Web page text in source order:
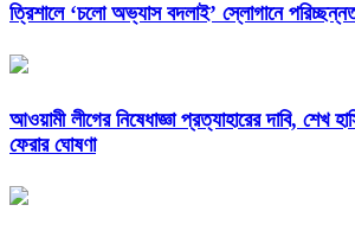
‎ত্রিশালে ‘চলো অভ্যাস বদলাই’ স্লোগানে
আওয়ামী লীগের নিষেধাজ্ঞা প্রত্যাহারের দাবি, শেখ
ফেরার ঘোষণা